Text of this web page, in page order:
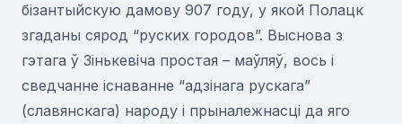
бізантыйскую дамову 907 году, у якой Полацк
згаданы сярод “руских городов”. Выснова з
гэтага ў Зінькевіча простая – маўляў, вось і
сведчанне існаванне “адзінага рускага”
(славянскага) народу і прыналежнасці да яго